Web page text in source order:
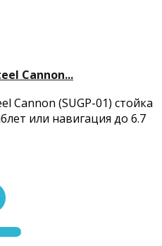
Cannon...
Cannon (SUGP-01) стойка
или навигация до 6.7